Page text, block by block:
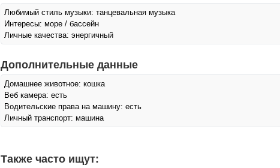
Любимый стиль музыки: танцевальная музыка
Интересы: море / бассейн
Личные качества: энергичный
Дополнительные данные
Домашнее животное: кошка
Веб камера: есть
Водительские права на машину: есть
Личный транспорт: машина
Также часто ищут: